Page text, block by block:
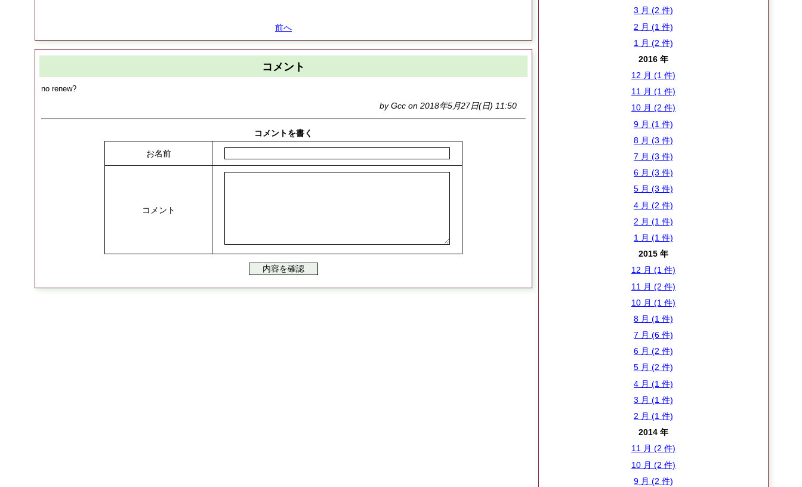
前へ
コメント
no renew?
by Gcc on 2018年5月27日(日) 11:50
コメントを書く
お名前
コメント
3 月 (2 件)
2 月 (1 件)
1 月 (2 件)
2016 年
12 月 (1 件)
11 月 (1 件)
10 月 (2 件)
9 月 (1 件)
8 月 (3 件)
7 月 (3 件)
6 月 (3 件)
5 月 (3 件)
4 月 (2 件)
2 月 (1 件)
1 月 (1 件)
2015 年
12 月 (1 件)
11 月 (2 件)
10 月 (1 件)
8 月 (1 件)
7 月 (6 件)
6 月 (2 件)
5 月 (2 件)
4 月 (1 件)
3 月 (1 件)
2 月 (1 件)
2014 年
11 月 (2 件)
10 月 (2 件)
9 月 (2 件)